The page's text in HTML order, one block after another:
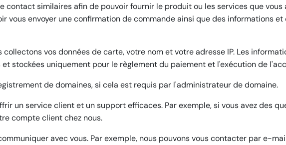
contact similaires afin de pouvoir fournir le produit ou les services que vous
vous envoyer une confirmation de commande ainsi que des informations
vos données de carte, votre nom et votre adresse IP. Les
stockées uniquement pour le règlement du paiement et l'exécution de
de domaines, si cela est requis par l'administrateur de domaine.
un service client et un support efficaces. Par exemple, si vous avez des
compte client chez nous.
avec vous. Par exemple, nous pouvons vous contacter par e-